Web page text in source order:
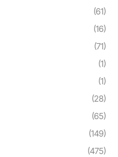
(61)
(16)
(71)
(1)
(1)
(28)
(65)
(149)
(475)